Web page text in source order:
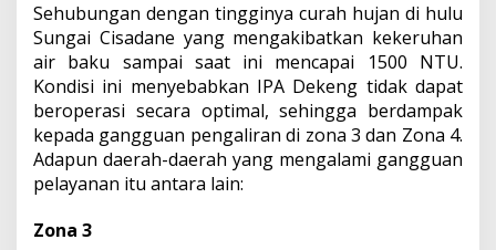
Sehubungan dengan tingginya curah hujan di hulu
Sungai Cisadane yang mengakibatkan kekeruhan
air baku sampai saat ini mencapai 1500 NTU.
Kondisi ini menyebabkan IPA Dekeng tidak dapat
beroperasi secara optimal, sehingga berdampak
kepada gangguan pengaliran di zona 3 dan Zona 4.
Adapun daerah-daerah yang mengalami gangguan
pelayanan itu antara lain:
Zona 3